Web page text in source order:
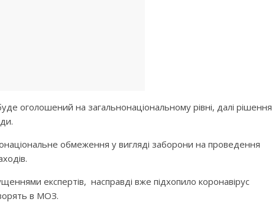
оголошений на загальнонаціональному рівні, далі рішення
обмеження у вигляді заборони на проведення
експертів, насправді вже підхопило коронавірус
в МОЗ.